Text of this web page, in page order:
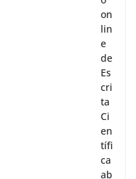
on
lin
e
de
Es
cri
ta
Ci
en
tífi
ca
ab